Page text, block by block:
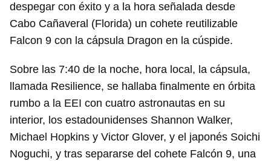
despegar con éxito y a la hora señalada desde
Cabo Cañaveral (Florida) un cohete reutilizable
Falcon 9 con la cápsula Dragon en la cúspide.
Sobre las 7:40 de la noche, hora local, la cápsula,
llamada Resilience, se hallaba finalmente en órbita
rumbo a la EEI con cuatro astronautas en su
interior, los estadounidenses Shannon Walker,
Michael Hopkins y Victor Glover, y el japonés Soichi
Noguchi, y tras separarse del cohete Falcón 9, una